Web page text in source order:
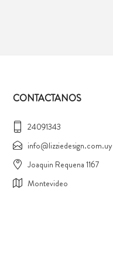
CONTACTANOS
24091343
info@lizziedesign.com.uy
Joaquin Requena 1167
Montevideo